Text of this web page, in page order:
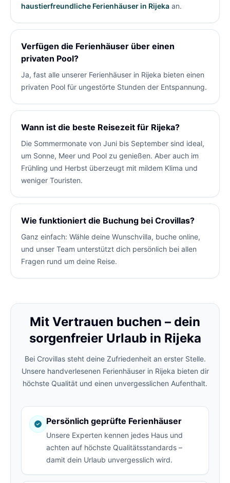
haustierfreundliche Ferienhäuser in Rijeka an.
Verfügen die Ferienhäuser über einen
privaten Pool?
Ja, fast alle unserer Ferienhäuser in Rijeka bieten einen
privaten Pool für ungestörte Stunden der Entspannung.
Wann ist die beste Reisezeit für Rijeka?
Die Sommermonate von Juni bis September sind ideal,
um Sonne, Meer und Pool zu genießen. Aber auch im
Frühling und Herbst überzeugt mit mildem Klima und
weniger Touristen.
Wie funktioniert die Buchung bei Crovillas?
Ganz einfach: Wähle deine Wunschvilla, buche online,
und unser Team unterstützt dich persönlich bei allen
Fragen rund um deine Reise.
Mit Vertrauen buchen – dein
sorgenfreier Urlaub in Rijeka
Bei Crovillas steht deine Zufriedenheit an erster Stelle.
Unsere handverlesenen Ferienhäuser in Rijeka bieten dir
höchste Qualität und einen unvergesslichen Aufenthalt.
Persönlich geprüfte Ferienhäuser
Unsere Experten kennen jedes Haus und
achten auf höchste Qualitätsstandards –
damit dein Urlaub unvergesslich wird.